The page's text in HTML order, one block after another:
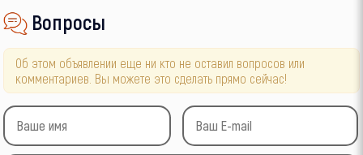
Вопросы
Об этом объявлении еще ни кто не оставил вопросов или
комментариев. Вы можете это сделать прямо сейчас!